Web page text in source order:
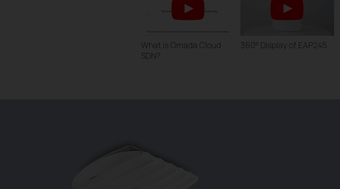
What is Omada Cloud
SDN?
360° Display of EAP245